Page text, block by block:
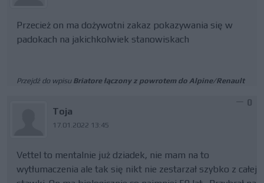
Przecież on ma dożywotni zakaz pokazywania się w
padokach na jakichkolwiek stanowiskach
Przejdź do wpisu Briatore łączony z powrotem do Alpine/Renault
Toja
17.01.2022 13:45
0
Vettel to mentalnie już dziadek, nie mam na to
wytłumaczenia ale tak się nikt nie zestarzał szybko z całej